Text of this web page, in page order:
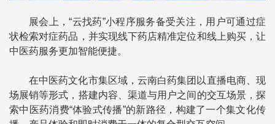
展会上，“云找药”小程序服务备受关注，用户可通过症
状检索对症药品，并实现线下药店精准定位和线上购买，让
中医药服务更加智能便捷。
在中医药文化市集区域，云南白药集团以直播电商、现
场展销等形式，搭建内容、渠道与用户之间的交互场景，探
索中医药消费“体验式传播”的新路径，构建了一个集文化传